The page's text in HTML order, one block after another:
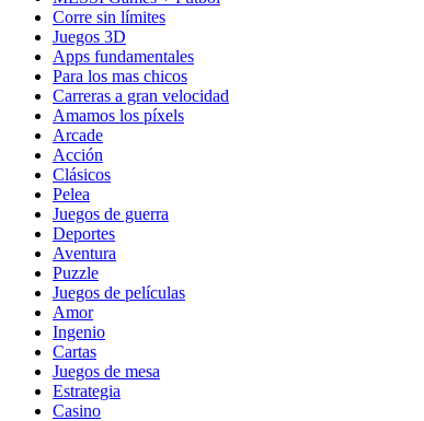
Corre sin límites
Juegos 3D
Apps fundamentales
Para los mas chicos
Carreras a gran velocidad
Amamos los píxels
Arcade
Acción
Clásicos
Pelea
Juegos de guerra
Deportes
Aventura
Puzzle
Juegos de películas
Amor
Ingenio
Cartas
Juegos de mesa
Estrategia
Casino